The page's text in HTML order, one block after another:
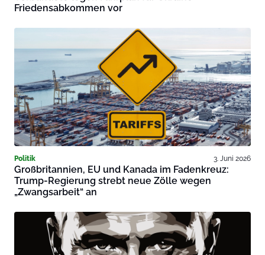
Friedensabkommen vor
Politik 3. Juni 2026
Großbritannien, EU und Kanada im Fadenkreuz:
Trump-Regierung strebt neue Zölle wegen
„Zwangsarbeit“ an